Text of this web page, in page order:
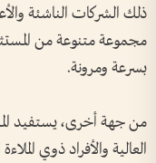
ذلك الشركات الناشئة
مجموعة متنوعة من
بسرعة ومرونة.
من جهة أخرى، يستفيد
العالية والأفراد ذوي